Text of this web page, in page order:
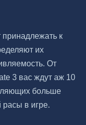
к
их
От
3 вас ждут аж 10
больше
расы в игре.